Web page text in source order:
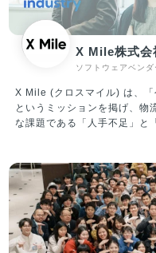
X Mile株式会
ソフトウェアベン
X Mile (クロスマイル) は、「
というミッションを掲げ、物
な課題である「人手不足」と
事業」と「ITプラットフォー
①人材プラットフォーム事業
を結びつけるサービスを提供
デスク事業者向けの人材採
物流・自動車整備・建設領域
キャリア』『整備士キャリア